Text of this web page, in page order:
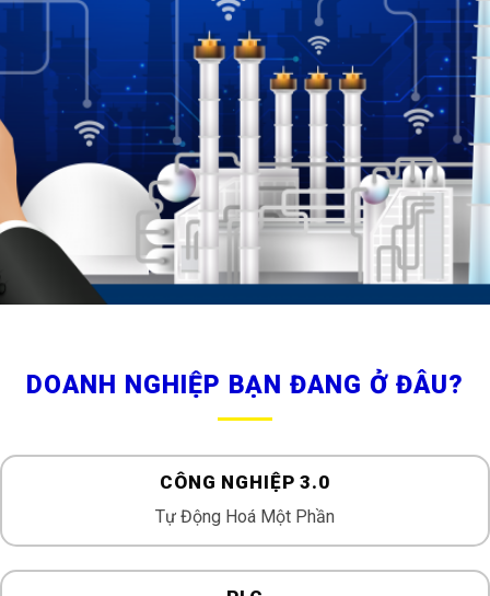
DOANH NGHIỆP BẠN ĐANG Ở ĐÂU?
CÔNG NGHIỆP 3.0
Tự Động Hoá Một Phần